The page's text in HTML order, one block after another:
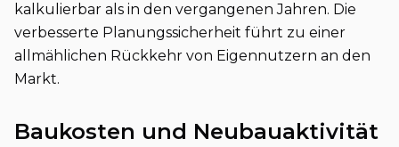
kalkulierbar als in den vergangenen Jahren. Die
verbesserte Planungssicherheit führt zu einer
allmählichen Rückkehr von Eigennutzern an den
Markt.
Baukosten und Neubauaktivität